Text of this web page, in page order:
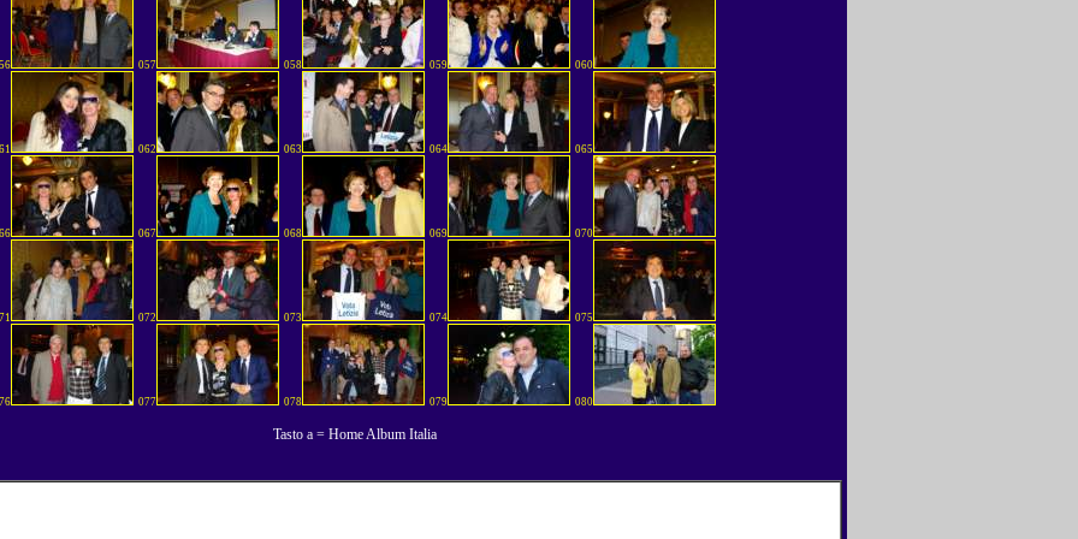
057 058 059 060
062 063 064 065
067 068 069 070
072 073 074 075
077 078 079 080
Tasto a = Home Album Italia